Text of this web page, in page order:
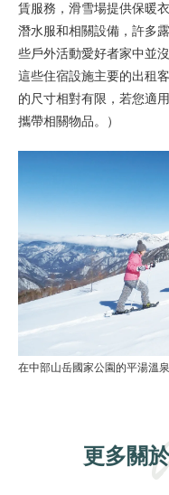
賃服務，滑雪場提供保暖
潛水服和相關設備，許多
些戶外活動愛好者家中並
這些住宿設施主要的出租
的尺寸相對有限，若您適
攜帶相關物品。）
在中部山岳國家公園的平湯溫
更多關